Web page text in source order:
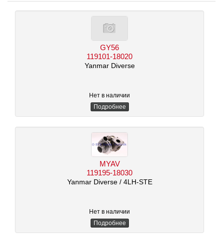
GY56
119101-18020
Yanmar Diverse
Нет в наличии
Подробнее
MYAV
119195-18030
Yanmar Diverse / 4LH-STE
Нет в наличии
Подробнее